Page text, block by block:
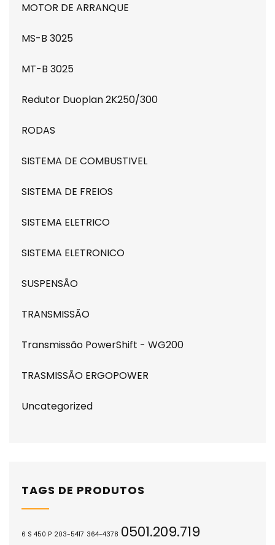
MOTOR DE ARRANQUE
MS-B 3025
MT-B 3025
Redutor Duoplan 2K250/300
RODAS
SISTEMA DE COMBUSTIVEL
SISTEMA DE FREIOS
SISTEMA ELETRICO
SISTEMA ELETRONICO
SUSPENSÃO
TRANSMISSÃO
Transmissão PowerShift - WG200
TRASMISSÃO ERGOPOWER
Uncategorized
TAGS DE PRODUTOS
6 S 450 P 203-5417 364-4378 0501.209.719